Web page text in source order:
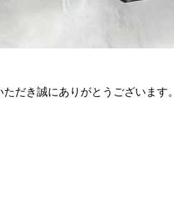
だき誠にありがとうございます。